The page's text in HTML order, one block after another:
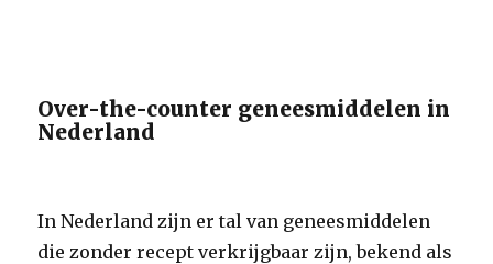
Over-the-counter geneesmiddelen in
Nederland
In Nederland zijn er tal van geneesmiddelen
die zonder recept verkrijgbaar zijn, bekend als